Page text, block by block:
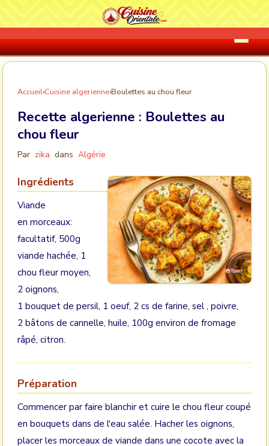
Accueil›Cuisine algerienne›Boulettes au chou fleur
Recette algerienne : Boulettes au
chou fleur
Par zika dans Algérie
Ingrédients
Viande
en morceaux:
facultatif, 500g
viande hachée, 1
chou fleur moyen,
2 oignons,
1 bouquet de persil, 1 oeuf, 2 cs de farine, sel , poivre,
2 bâtons de cannelle, huile, 100g environ de fromage
râpé, citron.
Préparation
Commencer par faire blanchir et cuire le chou fleur coupé
en bouquets dans de l'eau salée. Hacher les oignons,
placer les morceaux de viande dans une cocote avec la